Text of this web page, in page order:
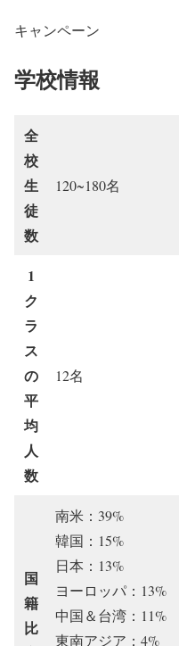
キャンペーン
学校情報
全
校
生
徒
数
120~180名
1
ク
ラ
ス
の
平
均
人
数
12名
国
籍
比
南米：39%
韓国：15%
日本：13%
ヨーロッパ：13%
中国＆台湾：11%
東南アジア：4%